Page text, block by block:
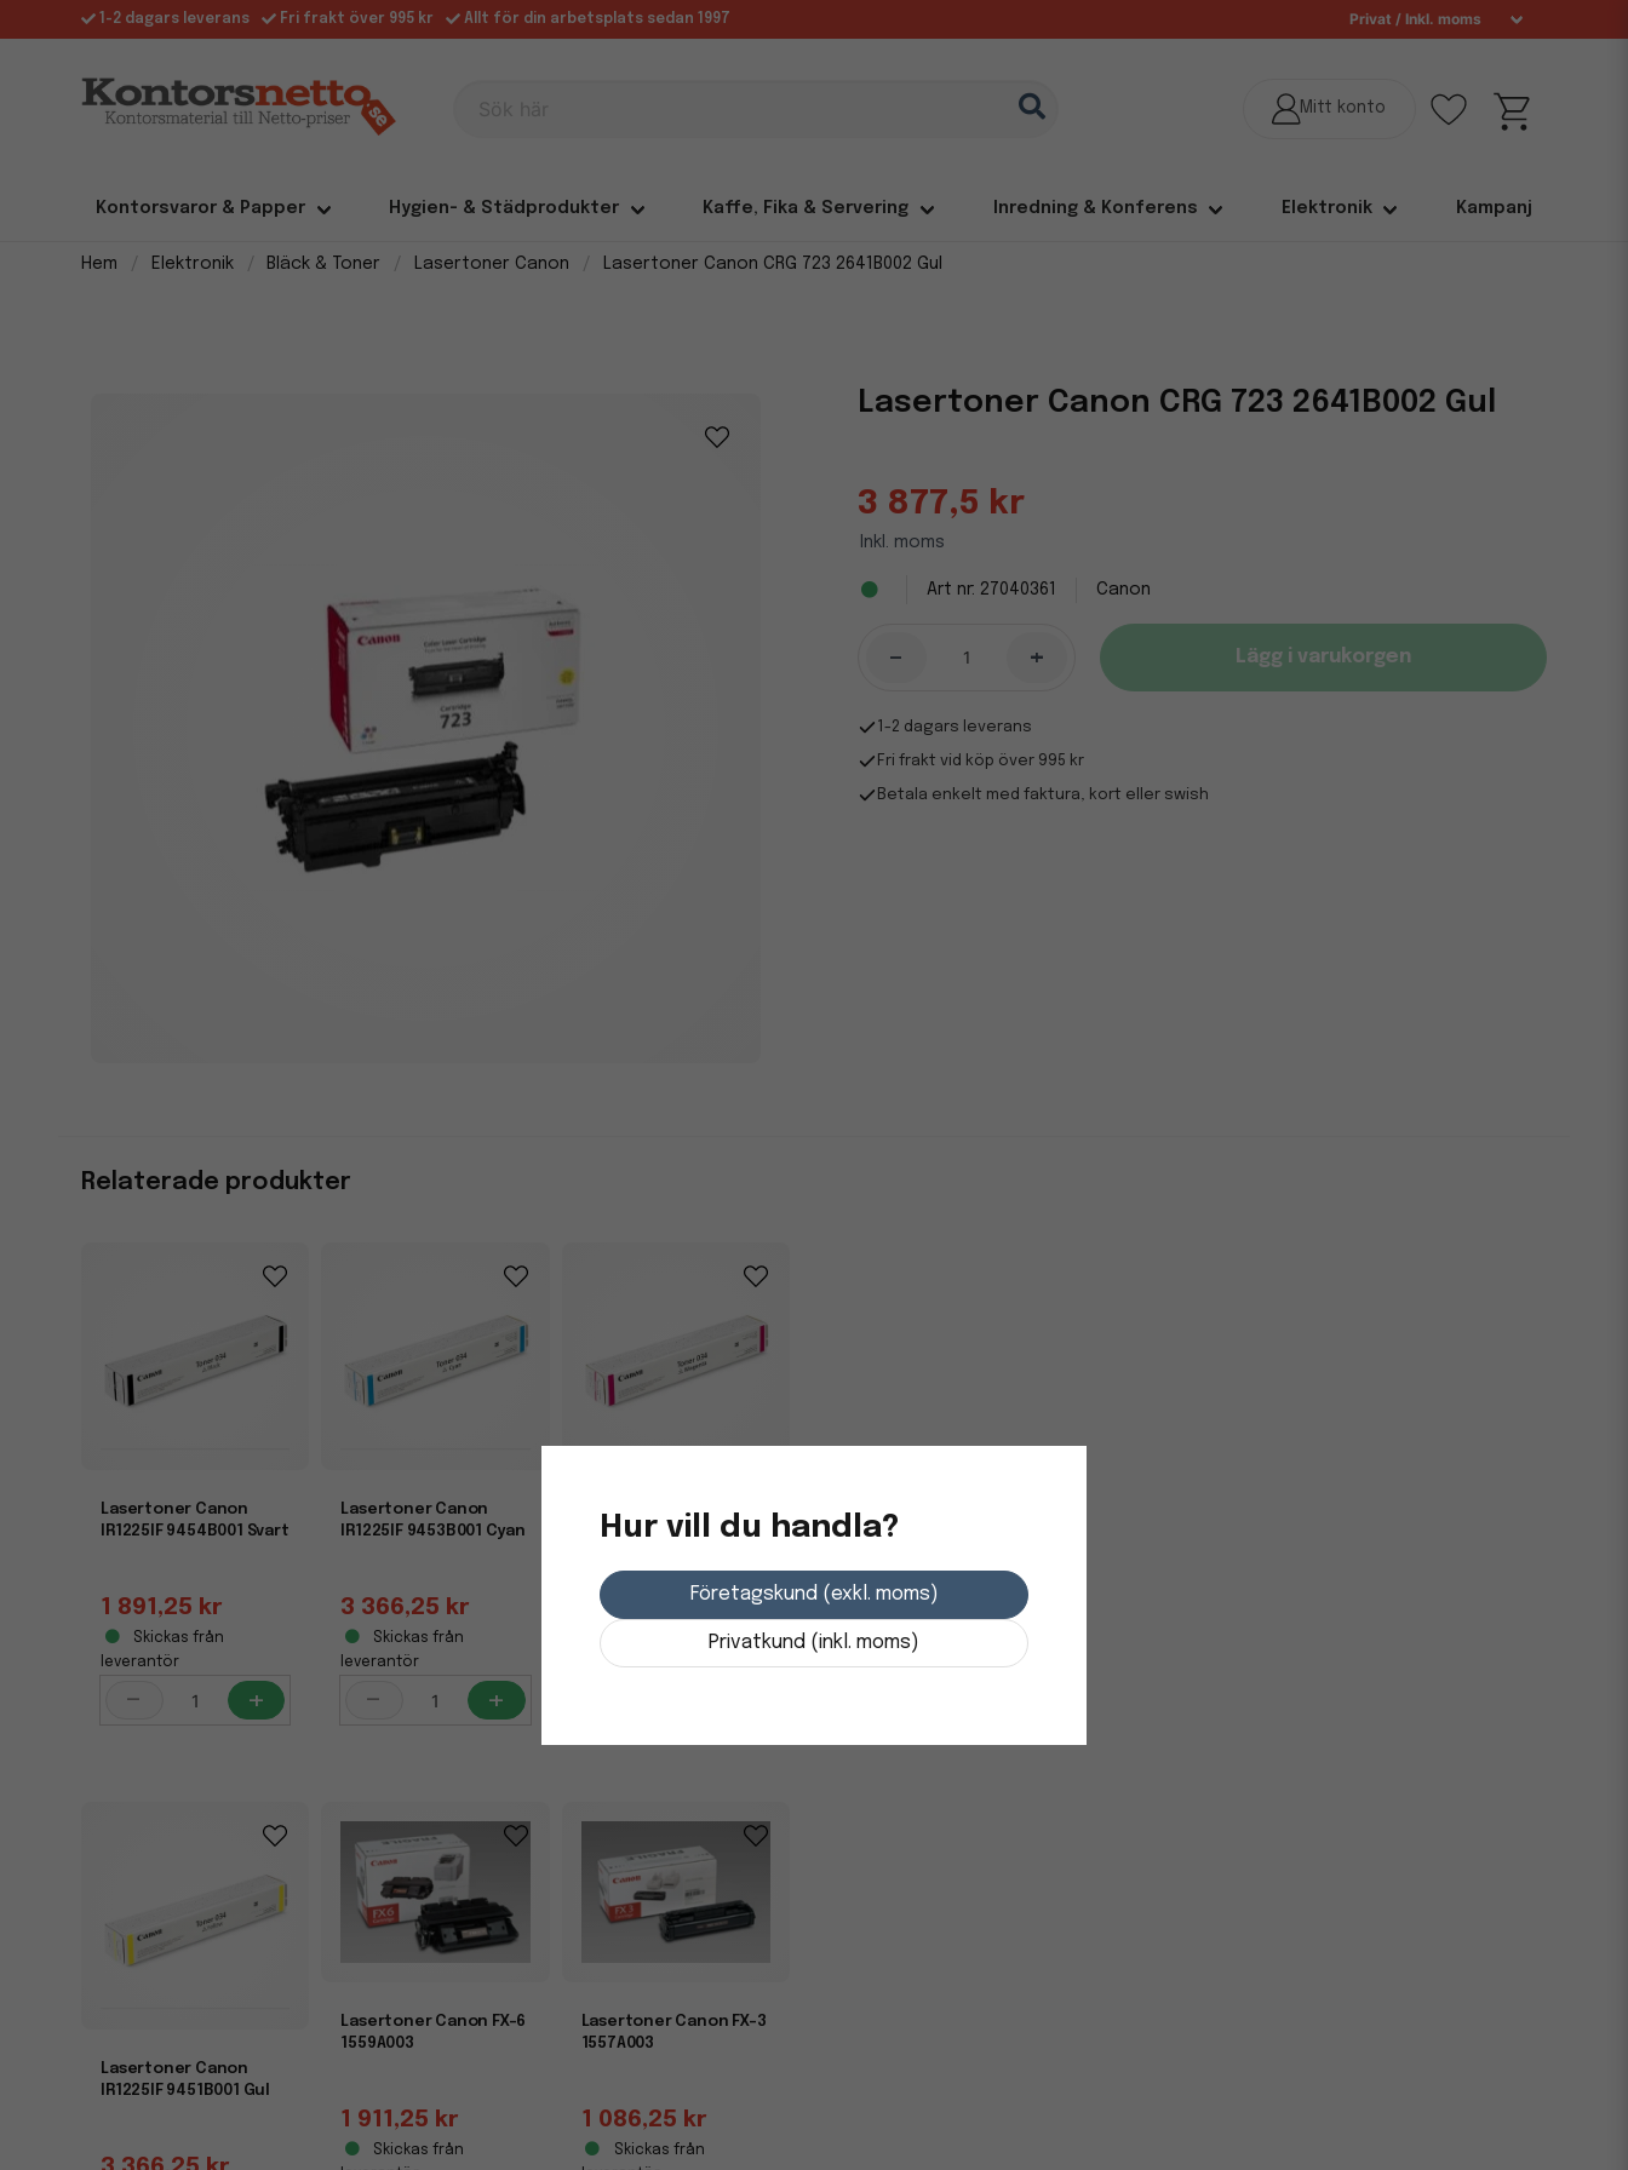
1-2 dagars leverans Fri frakt över 995 kr Allt för din arbetsplats sedan 1997
Kontorsvaror & Papper Hygien- & Städprodukter Kaffe, Fika & Servering Inredning & Konferens Elektronik Kampanj
Hem Elektronik Bläck & Toner Lasertoner Canon Lasertoner Canon CRG 723 2641B002 Gul
Lasertoner Canon CRG 723 2641B002 Gul
3 877,5 kr
Inkl. moms
27040361 Canon
- + Lägg i varukorgen
1-2 dagars leverans
Fri frakt vid köp över 995 kr
Betala enkelt med faktura, kort eller swish
Relaterade produkter
Lasertoner Canon
IR1225IF 9454B001 Svart
1 891,25 kr
Skickas från
leverantör
- +
Lasertoner Canon
IR1225IF 9453B001 Cyan
3 366,25 kr
Skickas från
leverantör
- +
Lasertoner Canon
IR1225IF 9452B001
3 366,25 kr
leverantör
Lasertoner Canon
IR1225IF 9451B001 Gul
Lasertoner Canon FX-6
1559A003
1 911,25 kr
Skickas från
Lasertoner Canon FX-3
1557A003
1 086,25 kr
Skickas från
Hur vill du handla?
Företagskund (exkl. moms)
Privatkund (inkl. moms)